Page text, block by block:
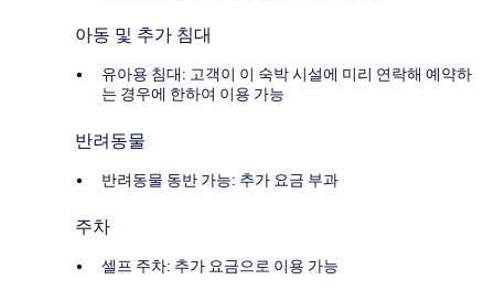
아동 및 추가 침대
유아용 침대: 고객이 이 숙박 시설에 미리 연락해 예약하
는 경우에 한하여 이용 가능
반려동물
반려동물 동반 가능: 추가 요금 부과
주차
셀프 주차: 추가 요금으로 이용 가능